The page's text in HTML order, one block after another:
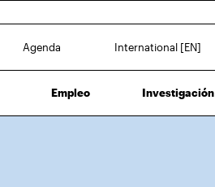
Agenda International [EN]
Empleo Investigación